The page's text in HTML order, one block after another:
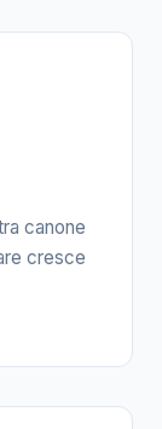
canone
cresce